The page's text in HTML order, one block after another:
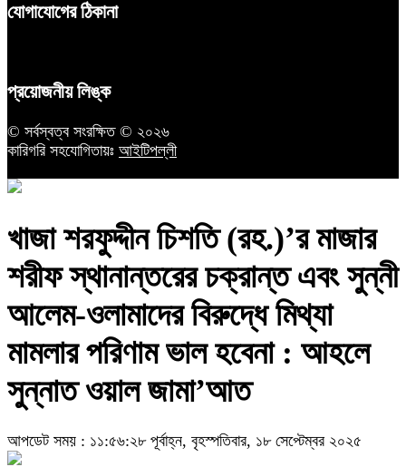
যোগাযোগের ঠিকানা
প্রয়োজনীয় লিঙ্ক
© সর্বস্বত্ব সংরক্ষিত © ২০২৬
কারিগরি সহযোগিতায়ঃ আইটিপল্লী
খাজা শরফুদ্দীন চিশতি (রহ.)’র মাজার
শরীফ স্থানান্তরের চক্রান্ত এবং সুন্নী
আলেম-ওলামাদের বিরুদ্ধে মিথ্যা
মামলার পরিণাম ভাল হবেনা : আহলে
সুন্নাত ওয়াল জামা’আত
আপডেট সময় : ১১:৫৬:২৮ পূর্বাহ্ন, বৃহস্পতিবার, ১৮ সেপ্টেম্বর ২০২৫